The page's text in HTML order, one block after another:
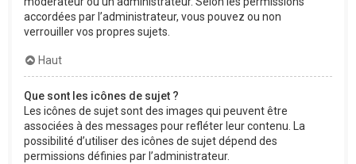
accordées par l’administrateur, vous pouvez ou non
verrouiller vos propres sujets.
Haut
Que sont les icônes de sujet ?
Les icônes de sujet sont des images qui peuvent être
associées à des messages pour refléter leur contenu. La
possibilité d’utiliser des icônes de sujet dépend des
permissions définies par l’administrateur.